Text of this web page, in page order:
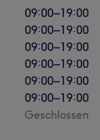
09:00–19:00
09:00–19:00
09:00–19:00
09:00–19:00
09:00–19:00
09:00–19:00
Geschlossen